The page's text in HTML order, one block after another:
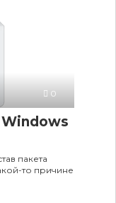
0
пакета
то причине